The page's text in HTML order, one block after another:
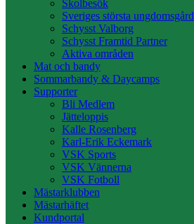
Skolbesök
Sveriges största ungdomsgård
Schysst Valborg
Schysst Framtid Partner
Aktiva områden
Mat och bandy
Sommarbandy & Daycamps
Supporter
Bli Medlem
Jätteloppis
Kalle Rosenberg
Karl-Erik Eckemark
VSK Sports
VSK Vännerna
VSK Fotboll
Mästarklubben
Mästarhäftet
Kundportal